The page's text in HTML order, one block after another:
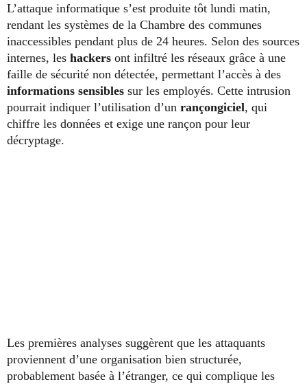
L’attaque informatique s’est produite tôt lundi matin,
rendant les systèmes de la Chambre des communes
inaccessibles pendant plus de 24 heures. Selon des sources
internes, les hackers ont infiltré les réseaux grâce à une
faille de sécurité non détectée, permettant l’accès à des
informations sensibles sur les employés. Cette intrusion
pourrait indiquer l’utilisation d’un rançongiciel, qui
chiffre les données et exige une rançon pour leur
décryptage.
Les premières analyses suggèrent que les attaquants
proviennent d’une organisation bien structurée,
probablement basée à l’étranger, ce qui complique les